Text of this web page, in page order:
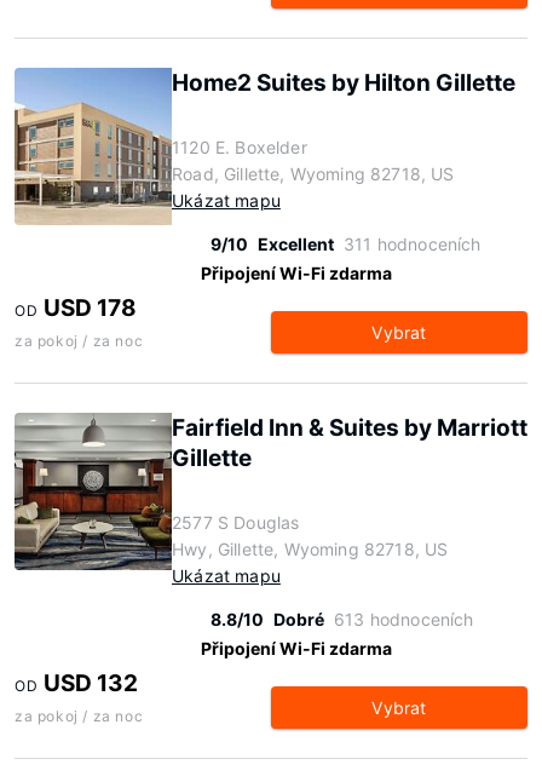
Home2 Suites by Hilton Gillette
1120 E. Boxelder
Road, Gillette, Wyoming 82718, US
Ukázat mapu
9/10 Excellent 311 hodnoceních
Připojení Wi-Fi zdarma
OD USD 178
za pokoj / za noc Vybrat
Fairfield Inn & Suites by Marriott
Gillette
2577 S Douglas
Hwy, Gillette, Wyoming 82718, US
Ukázat mapu
8.8/10 Dobré 613 hodnoceních
Připojení Wi-Fi zdarma
OD USD 132
za pokoj / za noc Vybrat